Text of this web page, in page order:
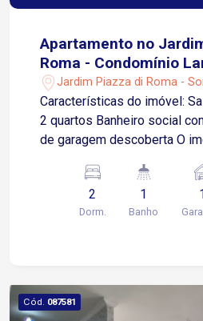
Apartamento no
Roma - Condomínio
Sorocaba/SP
Jardim Piazza di Roma -
Características do imóvel: Sala de estar Cozinha
2 quartos Banheiro social
de garagem descoberta O imóvel está localizado
residencial com excelente
acesso a diferentes pontos
minuto da Avenida Professor
oferece uma estrutura
com opções de lazer para toda a
2
Dorm.
1
Banho
Cód. 087581